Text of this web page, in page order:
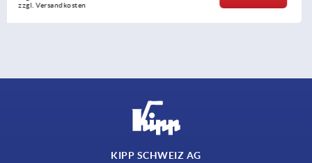
zzgl. Versandkosten
KIPP SCHWEIZ AG